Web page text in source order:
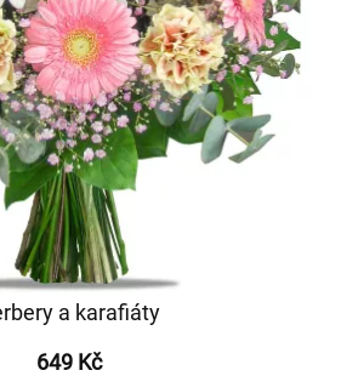
a karafiáty
649 Kč